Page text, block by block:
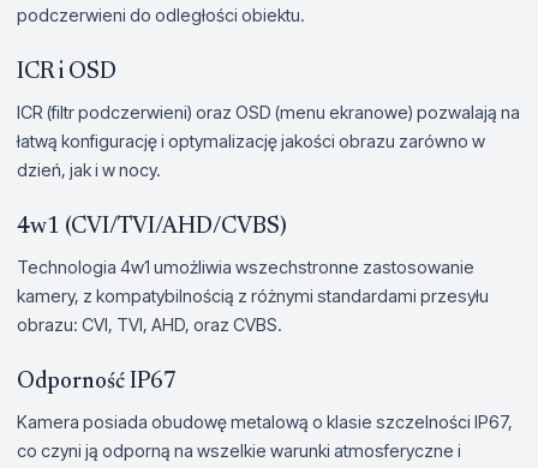
podczerwieni do odległości obiektu.
ICR i OSD
ICR (filtr podczerwieni) oraz OSD (menu ekranowe) pozwalają na
łatwą konfigurację i optymalizację jakości obrazu zarówno w
dzień, jak i w nocy.
4w1 (CVI/TVI/AHD/CVBS)
Technologia 4w1 umożliwia wszechstronne zastosowanie
kamery, z kompatybilnością z różnymi standardami przesyłu
obrazu: CVI, TVI, AHD, oraz CVBS.
Odporność IP67
Kamera posiada obudowę metalową o klasie szczelności IP67,
co czyni ją odporną na wszelkie warunki atmosferyczne i